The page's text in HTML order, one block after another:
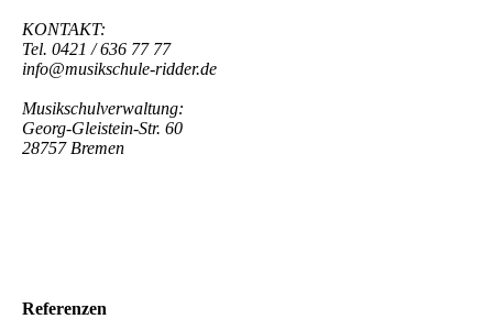
KONTAKT:
Tel. 0421 / 636 77 77
info@musikschule-ridder.de
Musikschulverwaltung:
Georg-Gleistein-Str. 60
28757 Bremen
Referenzen